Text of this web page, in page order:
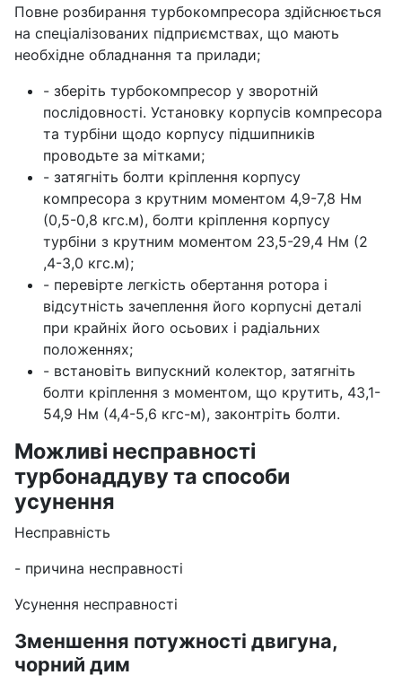
Повне розбирання турбокомпресора здійснюється
на спеціалізованих підприємствах, що мають
необхідне обладнання та прилади;
- зберіть турбокомпресор у зворотній
послідовності. Установку корпусів компресора
та турбіни щодо корпусу підшипників
проводьте за мітками;
- затягніть болти кріплення корпусу
компресора з крутним моментом 4,9-7,8 Нм
(0,5-0,8 кгс.м), болти кріплення корпусу
турбіни з крутним моментом 23,5-29,4 Нм (2
,4-3,0 кгс.м);
- перевірте легкість обертання ротора і
відсутність зачеплення його корпусні деталі
при крайніх його осьових і радіальних
положеннях;
- встановіть випускний колектор, затягніть
болти кріплення з моментом, що крутить, 43,1-
54,9 Нм (4,4-5,6 кгс-м), законтріть болти.
Можливі несправності
турбонаддуву та способи
усунення
Несправність
- причина несправності
Усунення несправності
Зменшення потужності двигуна,
чорний дим